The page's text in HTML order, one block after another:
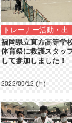
トレー
福岡県立直方高等学
体育祭に救護スタッ
して参加しました！
2022/09/12 (月)